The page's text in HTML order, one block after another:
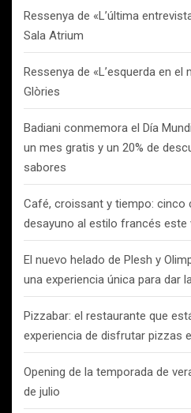
Ressenya de «L’última
Sala Atrium
Ressenya de «L’esquerda en el
Glòries
Badiani conmemora el Día
un mes gratis y un 20% de
sabores
Café, croissant y tiempo: cinco
desayuno al estilo francés este
El nuevo helado de Plesh y
una experiencia única para dar
Pizzabar: el restaurante que
experiencia de disfrutar pizzas
Opening de la temporada de
de julio